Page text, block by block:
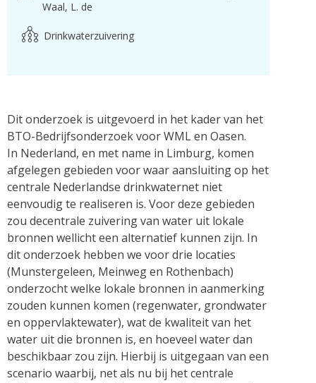
Waal, L. de
Drinkwaterzuivering
Dit onderzoek is uitgevoerd in het kader van het
BTO-Bedrijfsonderzoek voor WML en Oasen.
In Nederland, en met name in Limburg, komen
afgelegen gebieden voor waar aansluiting op het
centrale Nederlandse drinkwaternet niet
eenvoudig te realiseren is. Voor deze gebieden
zou decentrale zuivering van water uit lokale
bronnen wellicht een alternatief kunnen zijn. In
dit onderzoek hebben we voor drie locaties
(Munstergeleen, Meinweg en Rothenbach)
onderzocht welke lokale bronnen in aanmerking
zouden kunnen komen (regenwater, grondwater
en oppervlaktewater), wat de kwaliteit van het
water uit die bronnen is, en hoeveel water dan
beschikbaar zou zijn. Hierbij is uitgegaan van een
scenario waarbij, net als nu bij het centrale